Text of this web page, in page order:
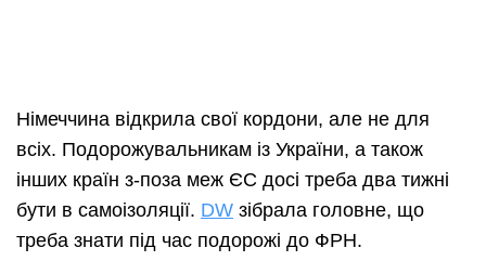
Німеччина відкрила свої кордони, але не для
всіх. Подорожувальникам із України, а також
інших країн з-поза меж ЄС досі треба два тижні
бути в самоізоляції. DW зібрала головне, що
треба знати під час подорожі до ФРН.